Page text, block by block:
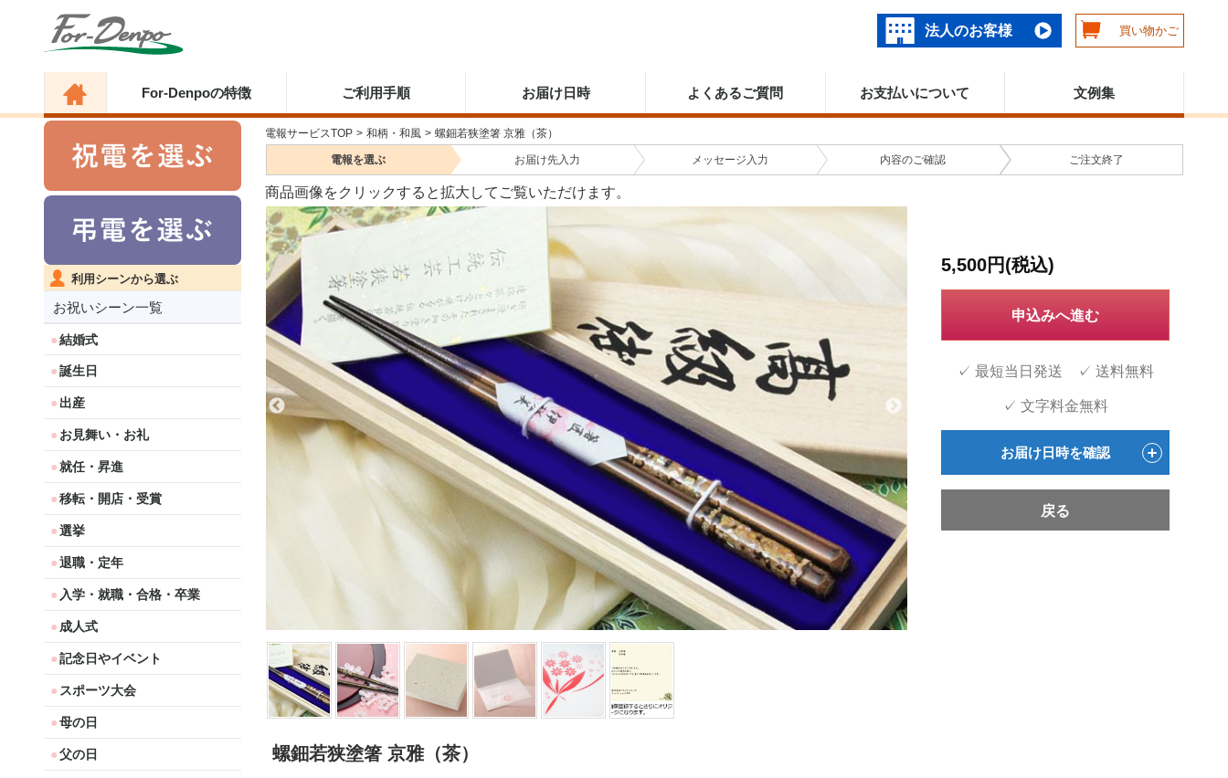
法人のお客様 買い物かご
For-Denpoの特徴 ご利用手順 お届け日時 よくあるご質問 お支払いについて 文例集
利用シーンから選ぶ
お祝いシーン一覧
結婚式
誕生日
出産
お見舞い・お礼
就任・昇進
移転・開店・受賞
選挙
退職・定年
入学・就職・合格・卒業
成人式
記念日やイベント
スポーツ大会
母の日
父の日
電報サービスTOP > 和柄・和風 > 螺鈿若狭塗箸 京雅（茶）
電報を選ぶ お届け先入力 メッセージ 入力 内容の ご確認 ご注文終了
商品画像をクリックすると拡大してご覧いただけます。
螺鈿若狭塗箸 京雅（茶）
5,500円(税込)
申込みへ進む
✓ 最短当日発送 ✓ 送料無料
✓ 文字料金無料
お届け日時を確認
戻る